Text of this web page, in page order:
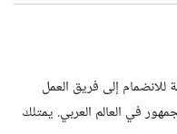
في حل أي
المهام الوظيفية التعامل
وفي الوقت المناسب فهم
إرشاد المستخدمين...
إلى فريق العمل
في العالم العربي. يمتلك